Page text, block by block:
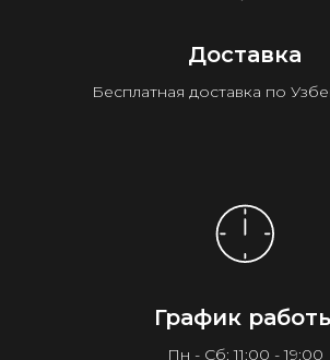
Доставка
Бесплатная доставка по
График
Пн - Сб: 11:00 - 19:00